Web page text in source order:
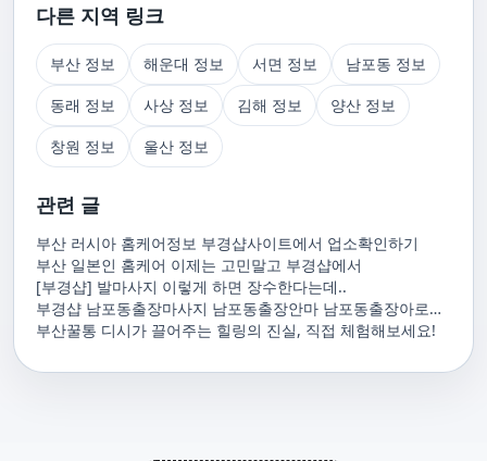
다른 지역 링크
부산 정보 해운대 정보 서면 정보
남포동 정보
동래 정보
사상 정보 김해 정보
양산 정보
창원 정보
울산 정보
관련 글
부산 러시아 홈케어정보 부경샵사이트에서 업소확인하기
부산 일본인 홈케어 이제는 고민말고 부경샵에서
[부경샵] 발마사지 이렇게 하면 장수한다는데..
부경샵 남포동출장마사지 남포동출장안마 남포동출장아로마
남포동홈마사지 남포동마사지출장
부산꿀통 디시가 끌어주는 힐링의 진실, 직접 체험해보세요!